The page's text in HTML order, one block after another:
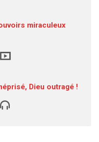
miraculeux
Dieu outragé !